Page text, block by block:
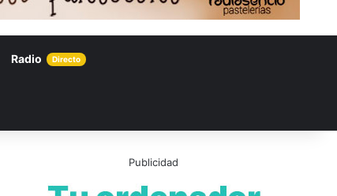
Radio Directo
Publicidad